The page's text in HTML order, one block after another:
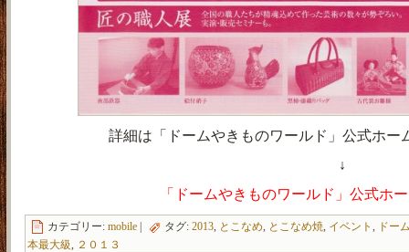
詳細は「ドームやきものワールド」公式ホー
↓
「ドームやきものワールド」公式ホ
カテゴリー: mobile | タグ: 2013 とこなめ とこなめ焼 イベント
ドー
本最大級, ２０１３